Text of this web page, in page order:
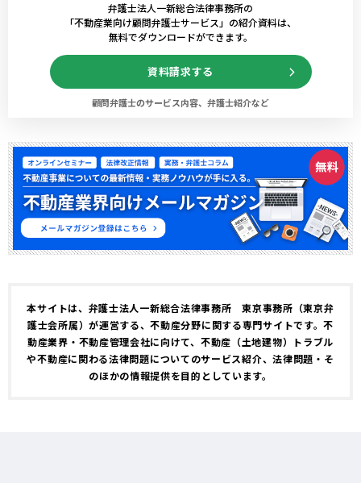
弁護士法人一新総合法律事務所の
「不動産業向け顧問弁護士サービス」の紹介資料は、
無料でダウンロードができます。
資料請求する
顧問弁護士のサービス内容、弁護士紹介など
本サイトは、弁護士法人一新総合法律事務所 東京事務所（東京弁
護士会所属）が運営する、不動産分野に関する専門サイトです。不
動産業界・不動産管理会社に向けて、不動産（土地建物）トラブル
や不動産に関わる法律問題についてのサービス紹介、法律問題・そ
のほかの情報提供を目的としています。